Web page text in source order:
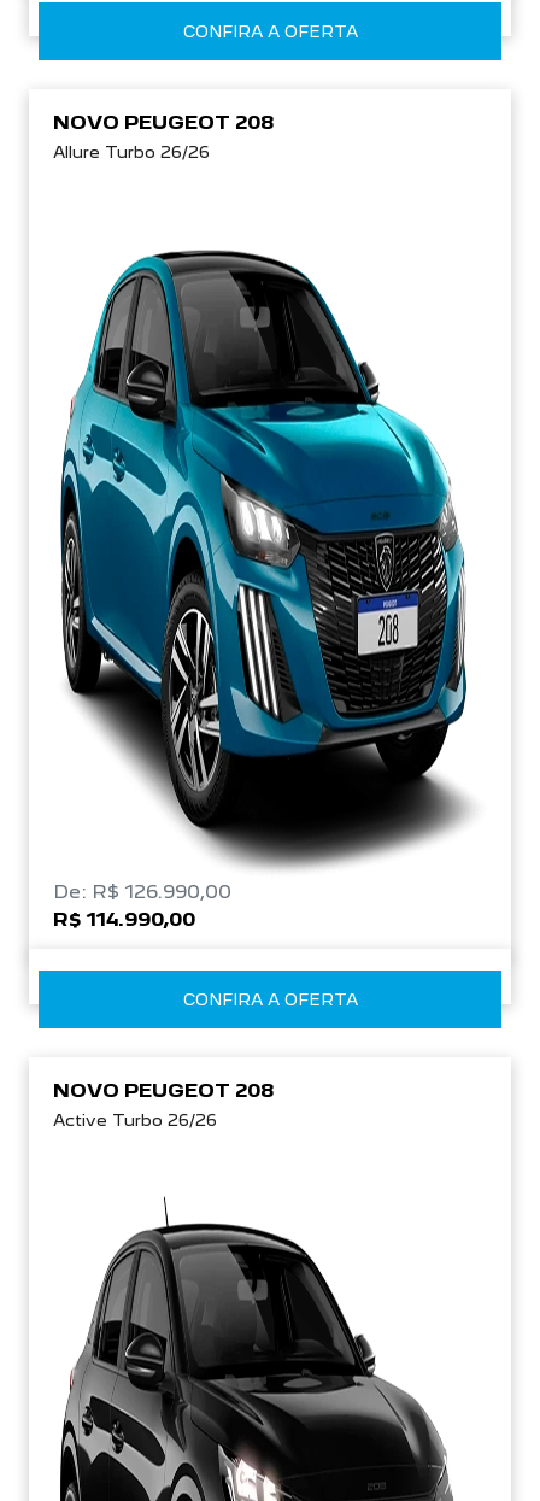
CONFIRA A OFERTA
NOVO PEUGEOT 208
Allure Turbo 26/26
De: R$ 126.990,00
R$ 114.990,00
CONFIRA A OFERTA
NOVO PEUGEOT 208
Active Turbo 26/26